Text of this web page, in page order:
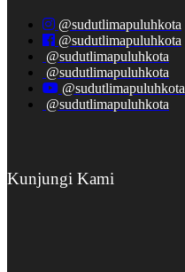
@sudutlimapuluhkota
@sudutlimapuluhkota
@sudutlimapuluhkota
@sudutlimapuluhkota
@sudutlimapuluhkota
@sudutlimapuluhkota
Kunjungi Kami